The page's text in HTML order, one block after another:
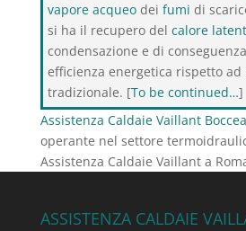
vapore acqueodei fumi di
si ha il recupero del calore
condensazione e di
efficienza energetica rispetto ad
tradizionale. [To be continued…]
Assistenza Caldaie Vaillant Boccea
operante nel settore
Assistenza Caldaie Vaillant a
ASSISTENZA CALDAIE